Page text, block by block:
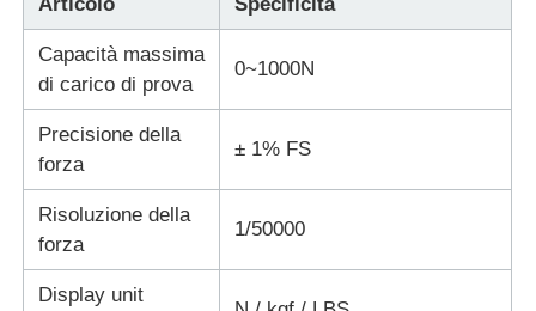
Attrezzature per la prova dei materiali da costruzione
Apparecchiature per la prova degli imballaggi
Attrezzature per la prova degli adesivi
macchina per prove su tessuti
Capacità massima
di carico di prova
0~1000N
Precisione della
forza
± 1% FS
Risoluzione della
forza
1/50000
Display unit